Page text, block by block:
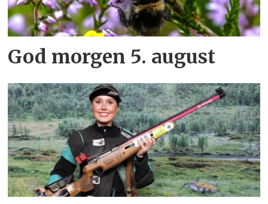
God morgen 5. august